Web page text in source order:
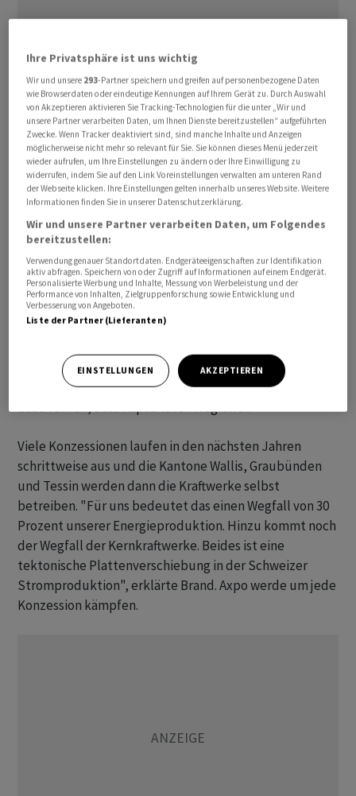
"Wenn wir ehrlich sind, müssen wir für die Schweiz
feststellen: Die guten Standorte bei der Wasserkraft
sind längst belegt", sagte Brand im Interview mit der
"Handelszeitung" (Online am 29.05.).
In der Schweiz gebe es zwar 15 Projekte des runden
Tisches, die zusammen 2 Terawattstunden Strom
generieren werden, sagte Brand weiter. "Aber das ist
vom Sommer in den Winter, keine zusätzliche
Produktion." Derweil würden höhere Umwelthürden
dazu führen, dass Kapazitäten wegfallen.
Viele Konzessionen laufen in den nächsten Jahren
schrittweise aus und die Kantone Wallis, Graubünden
und Tessin werden dann die Kraftwerke selbst
betreiben. "Für uns bedeutet das einen Wegfall von 30
Prozent unserer Energieproduktion. Hinzu kommt noch
der Wegfall der Kernkraftwerke. Beides ist eine
tektonische Plattenverschiebung in der Schweizer
Stromproduktion", erklärte Brand. Axpo werde um jede
Konzession kämpfen.
Ihre Privatsphäre ist uns wichtig
Wir und unsere 293-Partner speichern und greifen auf personenbezogene Daten
wie Browserdaten oder eindeutige Kennungen auf Ihrem Gerät zu. Durch Auswahl
von Akzeptieren aktivieren Sie Tracking-Technologien für die unter „Wir und
unsere Partner verarbeiten Daten, um Ihnen Dienste bereitzustellen“ aufgeführten
Zwecke. Wenn Tracker deaktiviert sind, sind manche Inhalte und Anzeigen
möglicherweise nicht mehr so relevant für Sie. Sie können dieses Menü jederzeit
wieder aufrufen, um Ihre Einstellungen zu ändern oder Ihre Einwilligung zu
widerrufen, indem Sie auf den Link Voreinstellungen verwalten am unteren Rand
der Webseite klicken. Ihre Einstellungen gelten innerhalb unseres Website. Weitere
Informationen finden Sie in unserer Datenschutzerklärung.
Wir und unsere Partner verarbeiten Daten, um Folgendes
bereitzustellen:
Verwendung genauer Standortdaten. Endgeräteeigenschaften zur Identifikation
aktiv abfragen. Speichern von oder Zugriff auf Informationen auf einem Endgerät.
Personalisierte Werbung und Inhalte, Messung von Werbeleistung und der
Performance von Inhalten, Zielgruppenforschung sowie Entwicklung und
Verbesserung von Angeboten.
Liste der Partner (Lieferanten)
EINSTELLUNGEN AKZEPTIEREN